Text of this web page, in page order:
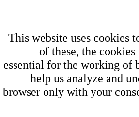
This website uses cookies
of these, the
essential for the working of
help us analyze and
browser only with your